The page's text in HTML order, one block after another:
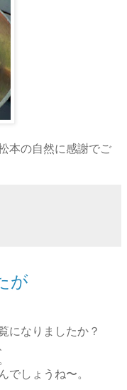
本の自然に感謝でご
が
になりましたか？
でしょうね〜。